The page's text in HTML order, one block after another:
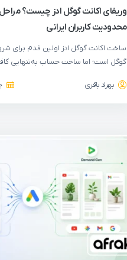
وریفای اکانت گوگل ادز چیست؟
محدودیت کاربران ایرانی
ساخت اکانت گوگل ادز اولین قدم برای
گوگل است؛ اما ساخت حساب به‌تنهایی
بهراد باقری